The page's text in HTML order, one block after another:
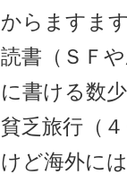
からますま
読書（ＳＦ
に書ける数
貧乏旅行（
けど海外に